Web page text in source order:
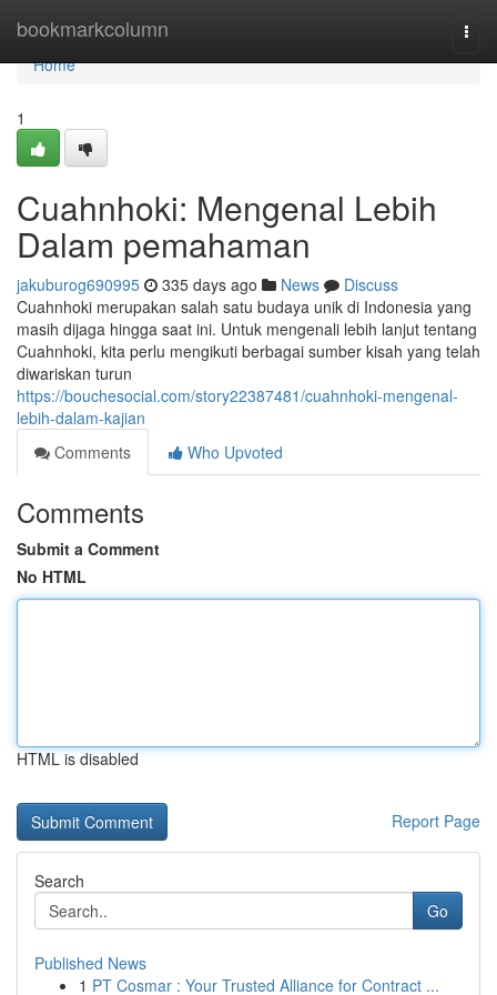
bookmarkcolumn
Home
Home
1
Cuahnhoki: Mengenal Lebih
Dalam pemahaman
jakuburog690995 335 days ago News
Discuss
Cuahnhoki merupakan salah satu budaya unik di Indonesia yang
masih dijaga hingga saat ini. Untuk mengenali lebih lanjut tentang
Cuahnhoki, kita perlu mengikuti berbagai sumber kisah yang telah
diwariskan turun
https://bouchesocial.com/story22387481/cuahnhoki-mengenal-
lebih-dalam-kajian
Comments
Who Upvoted
Comments
Submit a Comment
No HTML
HTML is disabled
Report Page
Search
Go
Published News
1 PT Cosmar : Your Trusted Alliance for Contract ...